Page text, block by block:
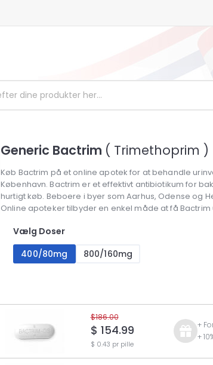
Generic Bactrim ( Trimethoprim )
Køb Bactrim på et online apotek for at behandle
København. Bactrim er et effektivt antibiotikum for
hurtigt køb. Beboere i byer som Aarhus, Odense og
Online apoteker tilbyder en enkel måde at få Bactrim
Vælg Doser
400/80mg
800/160mg
$186.00
$ 154.99
$ 0.43 pr pille
+
+